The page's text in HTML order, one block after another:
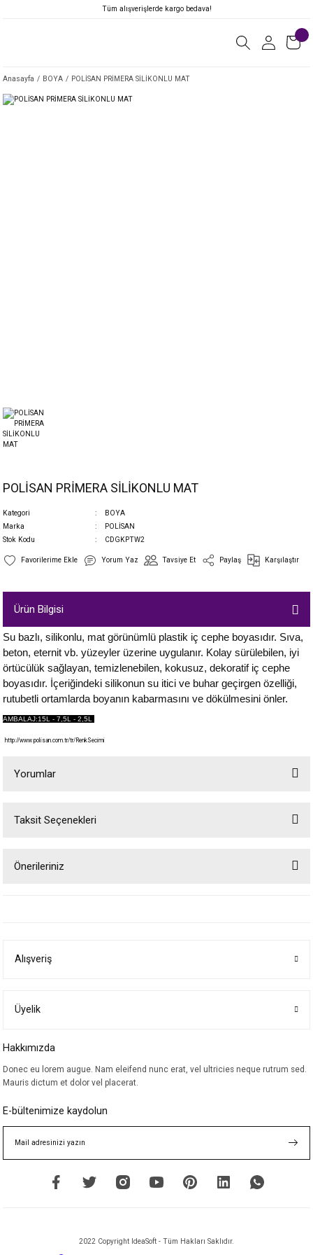
Tüm alışverişlerde kargo bedava!
Anasayfa BOYA POLİSAN PRİMERA SİLİKONLU MAT
POLİSAN PRİMERA SİLİKONLU MAT
Kategori
BOYA
Marka
POLİSAN
Stok Kodu
CDGKPTW2
Yorum Yaz Tavsiye Et Paylaş Karşılaştır
Ürün Bilgisi
Su bazlı, silikonlu, mat görünümlü plastik iç cephe boyasıdır. Sıva,
beton, eternit vb. yüzeyler üzerine uygulanır. Kolay sürülebilen, iyi
örtücülük sağlayan, temizlenebilen, kokusuz, dekoratif iç cephe
boyasıdır. İçeriğindeki silikonun su itici ve buhar geçirgen özelliği,
rutubetli ortamlarda boyanın kabarmasını ve dökülmesini önler.
AMBALAJ:15L - 7,5L - 2,5L
http://www.polisan.com.tr/tr/RenkSecimi
Yorumlar
Taksit Seçenekleri
Önerileriniz
Ürün bilgilerinde hatalar bulunuyor.
Bu ürüne benzer farklı alternatifler olmalı.
Alışveriş
Üyelik
Hakkımızda
Donec eu lorem augue. Nam eleifend nunc erat, vel ultricies neque rutrum sed.
Mauris dictum et dolor vel placerat.
E-bültenimize kaydolun
2022 Copyright IdeaSoft - Tüm Hakları Saklıdır.